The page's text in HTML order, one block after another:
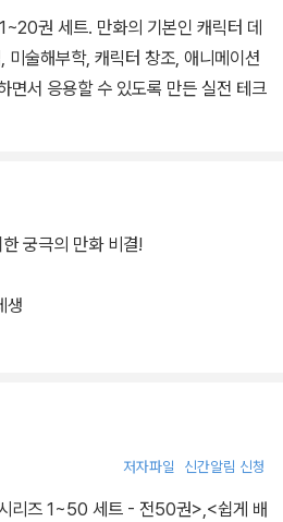
권 세트. 만화의 기본인 캐릭터 데
미술해부학, 캐릭터 창조, 애니메이션
면서 응용할 수 있도록 만든 실전 테크
시리즈를 구성하고 있으며, 앞으로
, 노하우, 국내 작가들의 비법 등을
것이다.
만화가, 일러스트레이터를 위한 궁극의 만화 비결!
생
저자파일 신간알림 신청
리즈 1~50 세트 - 전50권>,<쉽게 배